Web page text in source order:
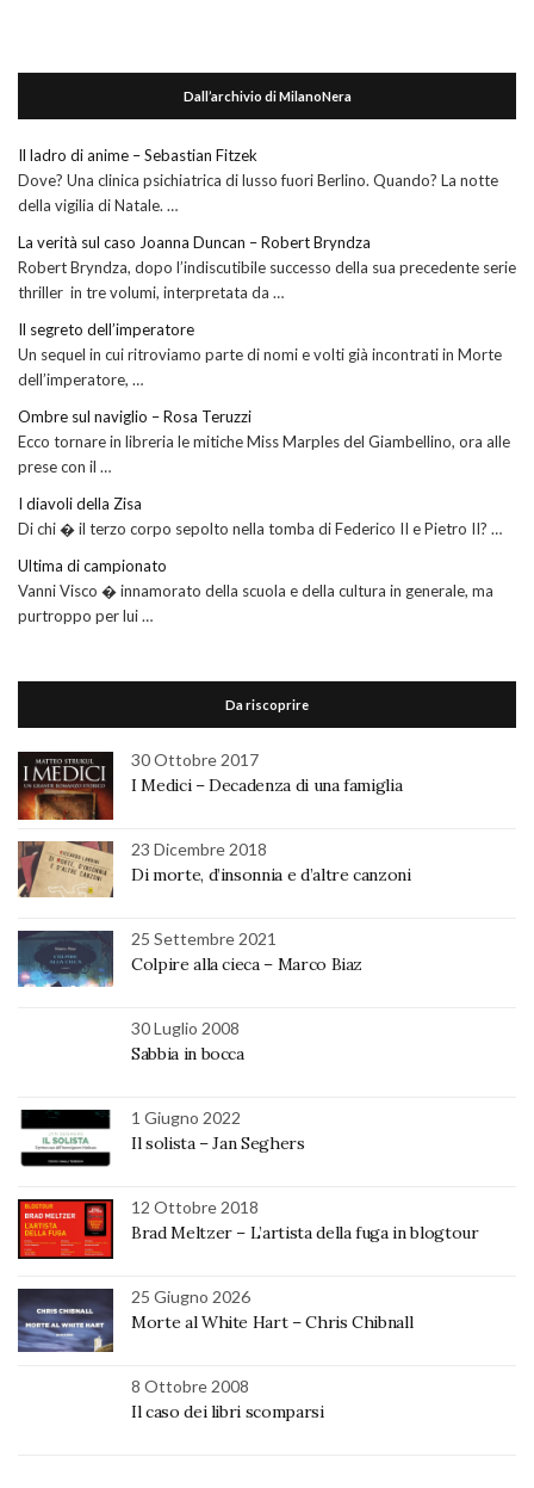
Dall’archivio di MilanoNera
Il ladro di anime – Sebastian Fitzek
Dove? Una clinica psichiatrica di lusso fuori Berlino. Quando? La notte
della vigilia di Natale. …
La verità sul caso Joanna Duncan – Robert Bryndza
Robert Bryndza, dopo l’indiscutibile successo della sua precedente serie
thriller in tre volumi, interpretata da …
Il segreto dell’imperatore
Un sequel in cui ritroviamo parte di nomi e volti già incontrati in Morte
dell’imperatore, …
Ombre sul naviglio – Rosa Teruzzi
Ecco tornare in libreria le mitiche Miss Marples del Giambellino, ora alle
prese con il …
I diavoli della Zisa
Di chi � il terzo corpo sepolto nella tomba di Federico II e Pietro II? …
Ultima di campionato
Vanni Visco � innamorato della scuola e della cultura in generale, ma
purtroppo per lui …
Da riscoprire
30 Ottobre 2017
I Medici – Decadenza di una famiglia
23 Dicembre 2018
Di morte, d’insonnia e d’altre canzoni
25 Settembre 2021
Colpire alla cieca – Marco Biaz
30 Luglio 2008
Sabbia in bocca
1 Giugno 2022
Il solista – Jan Seghers
12 Ottobre 2018
Brad Meltzer – L’artista della fuga in blogtour
25 Giugno 2026
Morte al White Hart – Chris Chibnall
8 Ottobre 2008
Il caso dei libri scomparsi